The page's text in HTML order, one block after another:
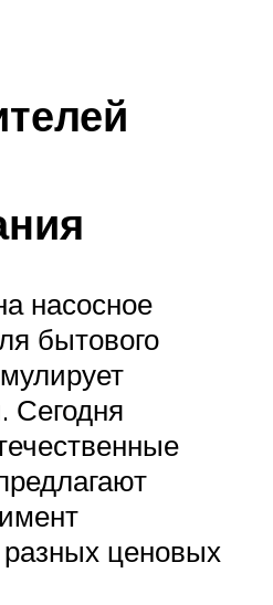
насосное
бытового
Сегодня
ценовых